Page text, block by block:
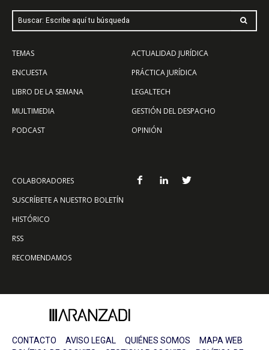
Buscar: Escribe aquí tu búsqueda
TEMAS
ENCUESTA
LIBRO DE LA SEMANA
MULTIMEDIA
PODCAST
ACTUALIDAD JURÍDICA
PRÁCTICA JURÍDICA
LEGALTECH
GESTIÓN DEL DESPACHO
OPINIÓN
COLABORADORES
SUSCRÍBETE A NUESTRO BOLETÍN
HISTÓRICO
RSS
RECOMENDAMOS
CONTACTO AVISO LEGAL QUIÉNES SOMOS
MAPA WEB